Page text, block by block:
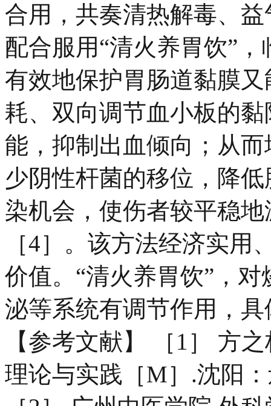
合用，共奏清热解毒、
配合服用“清火养胃饮”
有效地保护胃肠道黏膜
耗、双向调节血小板的
能，抑制出血倾向；从
少阴性杆菌的移位，降
染机会，使伤者较平稳
［4］。该方法经济实
价值。“清火养胃饮”，
泌等系统有调节作用，
【参考文献】 ［1］ 方
理论与实践［M］.沈阳